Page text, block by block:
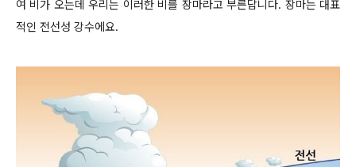
여 비가 오는데 우리는 이러한 비를 장마라고 부른답니다. 장마는 대표
적인 전선성 강수에요.